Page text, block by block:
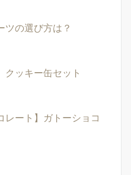
ツの選び方は？
クッキー缶セット
レート】ガトーショコ